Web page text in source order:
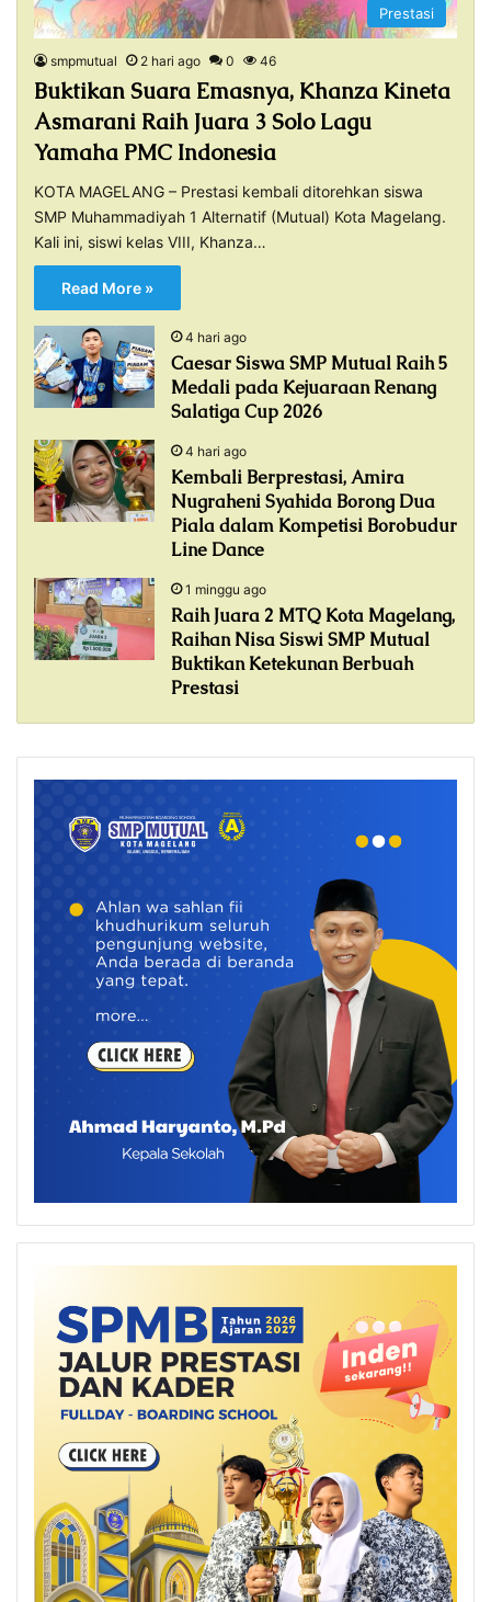
Prestasi
smpmutual 2 hari ago 0 46
Buktikan Suara Emasnya, Khanza Kineta
Asmarani Raih Juara 3 Solo Lagu
Yamaha PMC Indonesia
KOTA MAGELANG – Prestasi kembali ditorehkan siswa
SMP Muhammadiyah 1 Alternatif (Mutual) Kota Magelang.
Kali ini, siswi kelas VIII, Khanza…
Read More »
4 hari ago
Caesar Siswa SMP Mutual Raih 5
Medali pada Kejuaraan Renang
Salatiga Cup 2026
4 hari ago
Kembali Berprestasi, Amira
Nugraheni Syahida Borong Dua
Piala dalam Kompetisi Borobudur
Line Dance
1 minggu ago
Raih Juara 2 MTQ Kota Magelang,
Raihan Nisa Siswi SMP Mutual
Buktikan Ketekunan Berbuah
Prestasi